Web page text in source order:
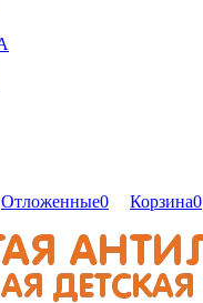
Отложенные0 Корзина0